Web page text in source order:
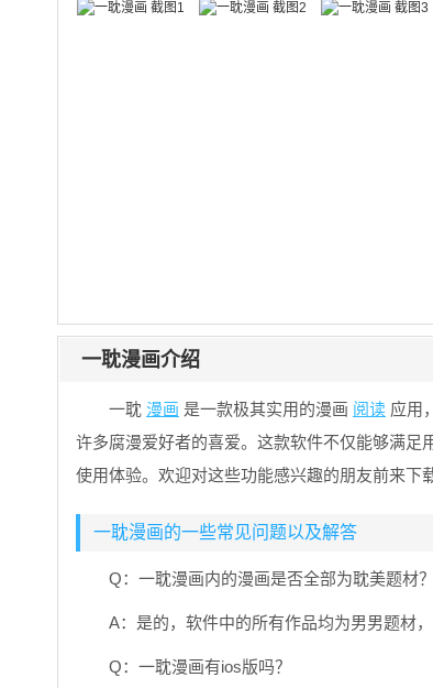
一耽漫画介绍
一耽 漫画 是一款极其实用的漫画 阅读 应用
许多腐漫爱好者的喜爱。这款软件不仅能够满足
使用体验。欢迎对这些功能感兴趣的朋友前来下
一耽漫画的一些常见问题以及解答
Q：一耽漫画内的漫画是否全部为耽美题材？
A：是的，软件中的所有作品均为男男题材，
Q：一耽漫画有ios版吗？